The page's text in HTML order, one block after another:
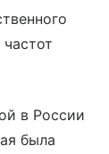
в России
была